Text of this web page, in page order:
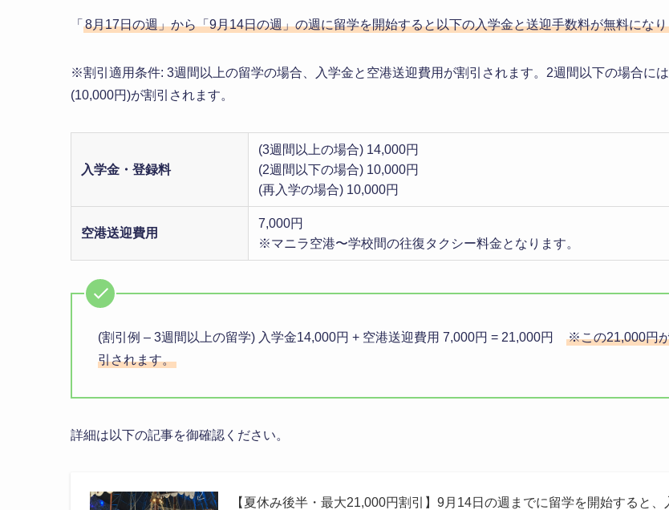
「 8月17日の週」から「9月14日の週」の週に留学を開始すると以下の入学金と送迎手数料が無料にな
※割引適用条件: 3週間以上の留学の場合、入学金と空港送迎費用が割引されます。2週間以下の場合に
(10,000円)が割引されます。
入学金・登録料
(3週間以上の場合) 14,000円
(2週間以下の場合) 10,000円
(再入学の場合) 10,000円
空港送迎費用
7,000円
※マニラ空港〜学校間の往復タクシー料金となります。
(割引例 – 3週間以上の留学) 入学金14,000円 + 空港送迎費用 7,000円 = 21,000円
※この21,000円
引されます。
詳細は以下の記事を御確認ください。
【夏休み後半・最大21,000円割引】9月14日の週までに留学を開始すると、